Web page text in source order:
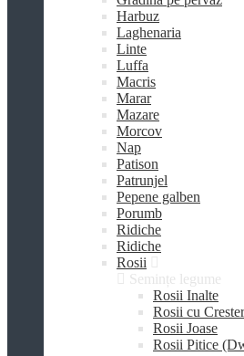
Harbuz
Laghenaria
Linte
Luffa
Macris
Marar
Mazare
Morcov
Nap
Patison
Patrunjel
Pepene galben
Porumb
Ridiche
Ridiche
Rosii
Semințe legume
Rosii Inalte
Rosii cu
Rosii Joase
Rosii Pitice